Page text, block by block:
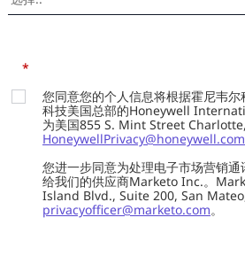
*
您同意您的个人信息将根据霍尼韦尔
科技美国总部的Honeywell
为美国855 S. Mint Street
HoneywellPrivacy@honeywell.com
您进一步同意为处理电子市场营销
给我们的供应商Marketo Inc.。
Island Blvd., Suite 200, San
privacyofficer@marketo.com。